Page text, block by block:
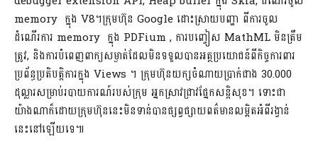
memory ក្នុង V8។ក្រុមហ៊ុន​ Google ដោះស្រាយបញ្ហា ពីការចូល
ដំណើរការ memory ក្នុង PDFium , ការបញ្ចៀស MathML មិនត្រឹម
ត្រូវ, និងការបំពេញពាក្យសម្ងាត់ដែលមិនទទួលបានអត្ថប្រយោជន៍ពីកិច្ចការពារ
ប្រព័ន្ធប្រតិបត្តិការក្នុង Views ។ ក្រុមហ៊ុនយក្សចំណាយប្រាក់ជាង 30.000
ដុល្លារសម្រាប់របាយការណ៍របស់ក្រុម អ្នកស្រាវជ្រាវផ្នែកសន្តិសុខ។ ទោះជា
យ៉ាងណាក៏ដោយក្រុមហ៊ុននេះមិនទាន់បានផ្សព្វផ្សាយពត៌មានលម្អិតអំពីរង្វាន់
នេះនៅឡើយទេ៕